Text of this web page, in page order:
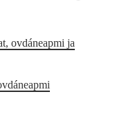
ovdáneapmi ja